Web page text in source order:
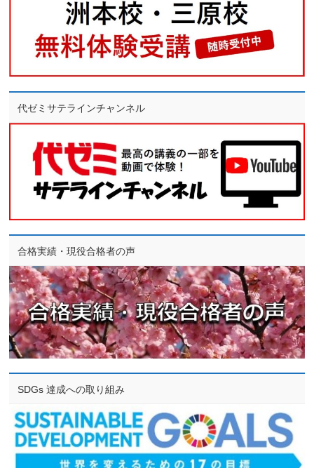
代ゼミサテラインチャンネル
合格実績・現役合格者の声
SDGs 達成への取り組み